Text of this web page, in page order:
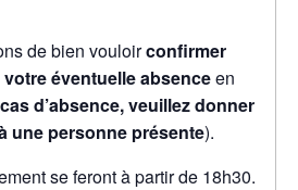
de bien vouloirconfirmer
éventuelle absenceen
d’absence, veuillez donner
une personne présente).
se feront à partir de 18h30.